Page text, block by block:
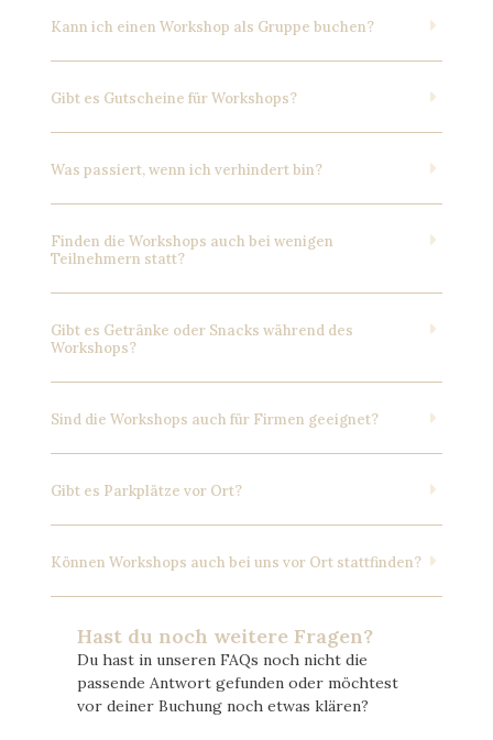
Kann ich einen Workshop als Gruppe buchen?
Gibt es Gutscheine für Workshops?
Was passiert, wenn ich verhindert bin?
Finden die Workshops auch bei wenigen
Teilnehmern statt?
Gibt es Getränke oder Snacks während des
Workshops?
Sind die Workshops auch für Firmen geeignet?
Gibt es Parkplätze vor Ort?
Können Workshops auch bei uns vor Ort stattfinden?
Hast du noch weitere Fragen?
Du hast in unseren FAQs noch nicht die
passende Antwort gefunden oder möchtest
vor deiner Buchung noch etwas klären?